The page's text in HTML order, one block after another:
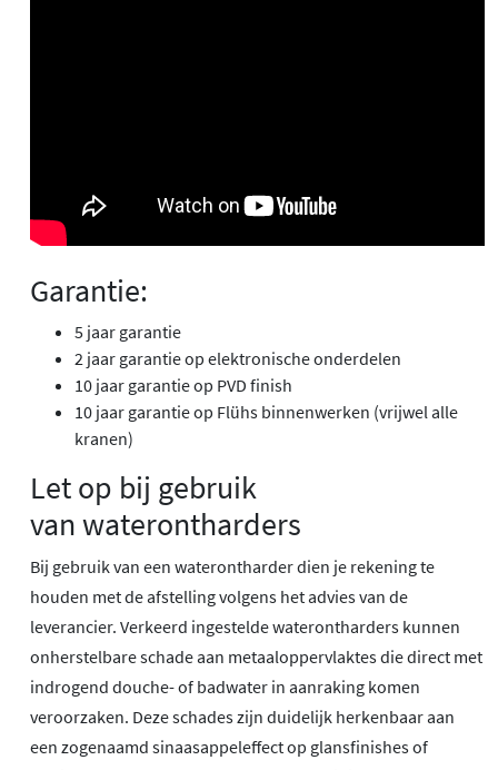
Garantie:
5 jaar garantie
2 jaar garantie op elektronische onderdelen
10 jaar garantie op PVD finish
10 jaar garantie op Flühs binnenwerken (vrijwel alle
kranen)
Let op bij gebruik
van waterontharders
Bij gebruik van een waterontharder dien je rekening te
houden met de afstelling volgens het advies van de
leverancier. Verkeerd ingestelde waterontharders kunnen
onherstelbare schade aan metaaloppervlaktes die direct met
indrogend douche- of badwater in aanraking komen
veroorzaken. Deze schades zijn duidelijk herkenbaar aan
een zogenaamd sinaasappeleffect op glansfinishes of